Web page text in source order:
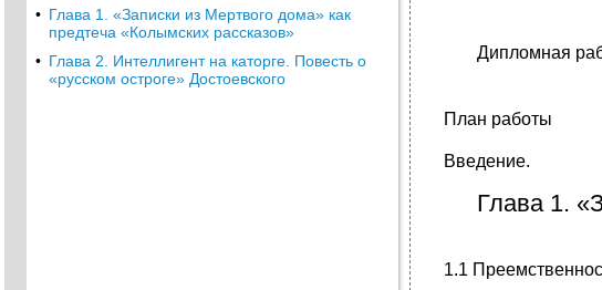
• Глава 1. «Записки из Мертвого дома» как
предтеча «Колымских рассказов»
• Глава 2. Интеллигент на каторге. Повесть о
«русском остроге» Достоевского
Дипломная
План работы
Введение.
Глава 1.
1.1